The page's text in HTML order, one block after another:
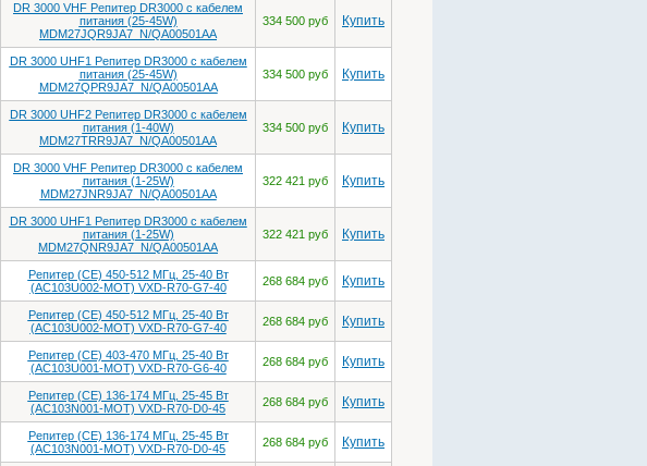
DR 3000 VHF Репитер DR3000 с кабелем
питания (25-45W)
MDM27JQR9JA7_N/QA00501AA
334 500 руб Купить
DR 3000 UHF1 Репитер DR3000 с кабелем
питания (25-45W)
MDM27QPR9JA7_N/QA00501AA
334 500 руб Купить
DR 3000 UHF2 Репитер DR3000 с кабелем
питания (1-40W)
MDM27TRR9JA7_N/QA00501AA
334 500 руб Купить
DR 3000 VHF Репитер DR3000 с кабелем
питания (1-25W)
MDM27JNR9JA7_N/QA00501AA
322 421 руб Купить
DR 3000 UHF1 Репитер DR3000 с кабелем
питания (1-25W)
MDM27QNR9JA7_N/QA00501AA
322 421 руб Купить
Репитер (CE) 450-512 МГц, 25-40 Вт
(AC103U002-MOT) VXD-R70-G7-40
268 684 руб Купить
Репитер (CE) 450-512 МГц, 25-40 Вт
(AC103U002-MOT) VXD-R70-G7-40
268 684 руб Купить
Репитер (CE) 403-470 МГц, 25-40 Вт
(AC103U001-MOT) VXD-R70-G6-40
268 684 руб Купить
Репитер (CE) 136-174 МГц, 25-45 Вт
(AC103N001-MOT) VXD-R70-D0-45
268 684 руб Купить
Репитер (CE) 136-174 МГц, 25-45 Вт
(AC103N001-MOT) VXD-R70-D0-45
268 684 руб Купить